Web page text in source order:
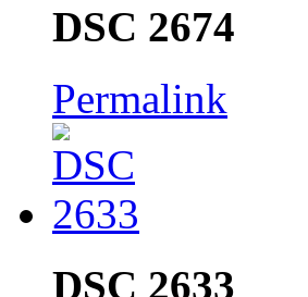
DSC 2674
Permalink
DSC 2633